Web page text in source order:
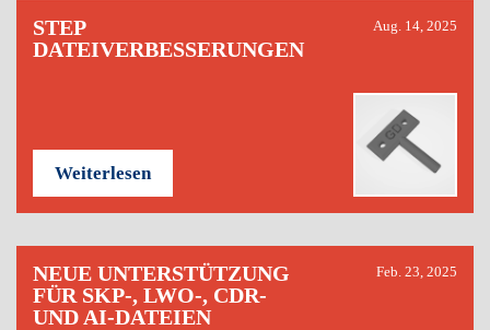
STEP
DATEIVERBESSERUNGEN
Aug. 14, 2025
Weiterlesen
NEUE UNTERSTÜTZUNG
FÜR SKP-, LWO-, CDR-
UND AI-DATEIEN
Feb. 23, 2025